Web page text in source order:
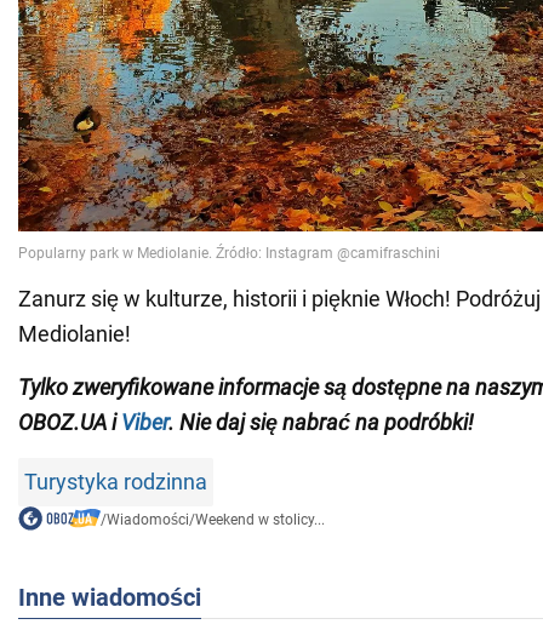
Zanurz się w kulturze, historii i pięknie Włoch!
Mediolanie!
Tylko zweryfikowane informacje są dostępne na
OBOZ.UA iViber. Nie daj się nabrać na podróbki!
Turystyka rodzinna
/Wiadomości/Weekend w stolicy...
Inne wiadomości